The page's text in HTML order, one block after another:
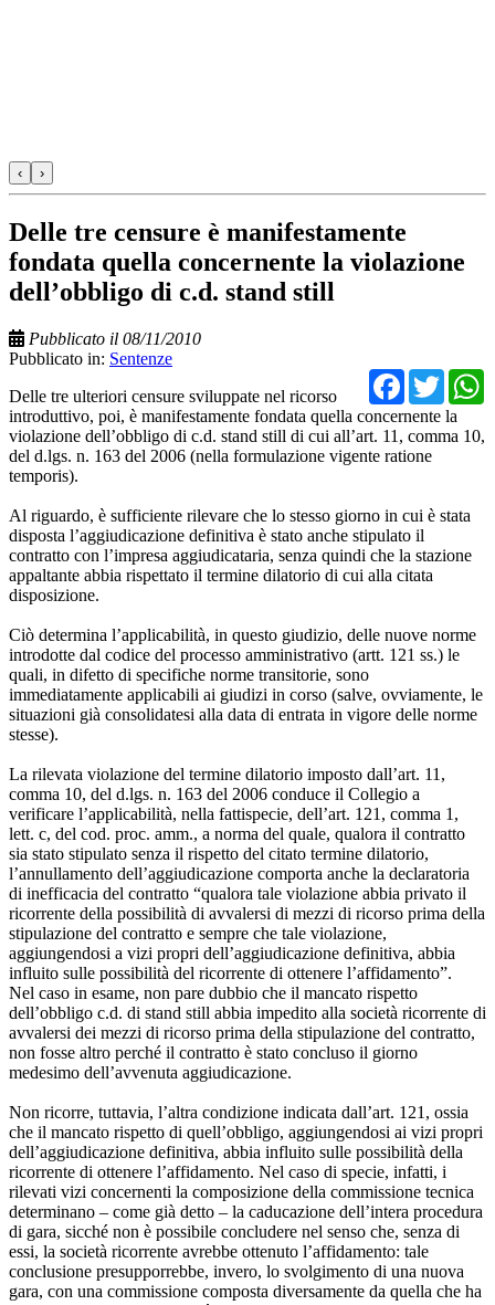
‹ ›
Delle tre censure è manifestamente
fondata quella concernente la violazione
dell’obbligo di c.d. stand still
Pubblicato il 08/11/2010
Pubblicato in: Sentenze
Delle tre ulteriori censure sviluppate nel ricorso
introduttivo, poi, è manifestamente fondata quella concernente la
violazione dell’obbligo di c.d. stand still di cui all’art. 11, comma 10,
del d.lgs. n. 163 del 2006 (nella formulazione vigente ratione
temporis).
Al riguardo, è sufficiente rilevare che lo stesso giorno in cui è stata
disposta l’aggiudicazione definitiva è stato anche stipulato il
contratto con l’impresa aggiudicataria, senza quindi che la stazione
appaltante abbia rispettato il termine dilatorio di cui alla citata
disposizione.
Ciò determina l’applicabilità, in questo giudizio, delle nuove norme
introdotte dal codice del processo amministrativo (artt. 121 ss.) le
quali, in difetto di specifiche norme transitorie, sono
immediatamente applicabili ai giudizi in corso (salve, ovviamente, le
situazioni già consolidatesi alla data di entrata in vigore delle norme
stesse).
La rilevata violazione del termine dilatorio imposto dall’art. 11,
comma 10, del d.lgs. n. 163 del 2006 conduce il Collegio a
verificare l’applicabilità, nella fattispecie, dell’art. 121, comma 1,
lett. c, del cod. proc. amm., a norma del quale, qualora il contratto
sia stato stipulato senza il rispetto del citato termine dilatorio,
l’annullamento dell’aggiudicazione comporta anche la declaratoria
di inefficacia del contratto “qualora tale violazione abbia privato il
ricorrente della possibilità di avvalersi di mezzi di ricorso prima della
stipulazione del contratto e sempre che tale violazione,
aggiungendosi a vizi propri dell’aggiudicazione definitiva, abbia
influito sulle possibilità del ricorrente di ottenere l’affidamento”.
Nel caso in esame, non pare dubbio che il mancato rispetto
dell’obbligo c.d. di stand still abbia impedito alla società ricorrente di
avvalersi dei mezzi di ricorso prima della stipulazione del contratto,
non fosse altro perché il contratto è stato concluso il giorno
medesimo dell’avvenuta aggiudicazione.
Non ricorre, tuttavia, l’altra condizione indicata dall’art. 121, ossia
che il mancato rispetto di quell’obbligo, aggiungendosi ai vizi propri
dell’aggiudicazione definitiva, abbia influito sulle possibilità della
ricorrente di ottenere l’affidamento. Nel caso di specie, infatti, i
rilevati vizi concernenti la composizione della commissione tecnica
determinano – come già detto – la caducazione dell’intera procedura
di gara, sicché non è possibile concludere nel senso che, senza di
essi, la società ricorrente avrebbe ottenuto l’affidamento: tale
conclusione presupporrebbe, invero, lo svolgimento di una nuova
gara, con una commissione composta diversamente da quella che ha